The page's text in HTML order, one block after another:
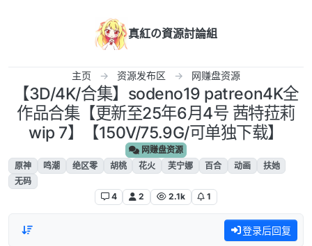
真紅の資源討論組
主页 资源发布区 网赚盘资源
【3D/4K/合集】sodeno19 patreon4K全
作品合集【更新至25年6月4号 茜特菈莉
wip 7】【150V/75.9G/可单独下载】
网赚盘资源
原神
鸣潮 绝区零 胡桃 花火 芙宁娜 百合 动画
扶她
无码
4
2 2.1k 1
登录后回复